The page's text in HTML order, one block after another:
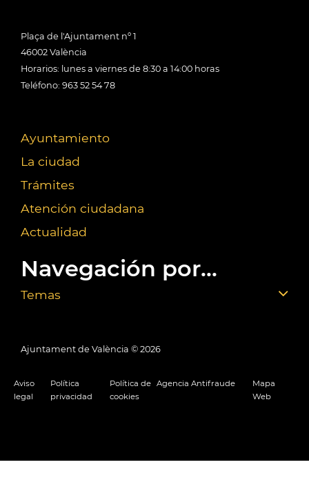
Plaça de l'Ajuntament nº 1
46002 València
Horarios: lunes a viernes de 8:30 a 14:00 horas
Teléfono: 963 52 54 78
Ayuntamiento
La ciudad
Trámites
Atención ciudadana
Actualidad
Navegación por...
Temas
Ajuntament de València © 2026
Aviso
legal
Política
privacidad
Política de
cookies
Agencia Antifraude
Mapa
Web